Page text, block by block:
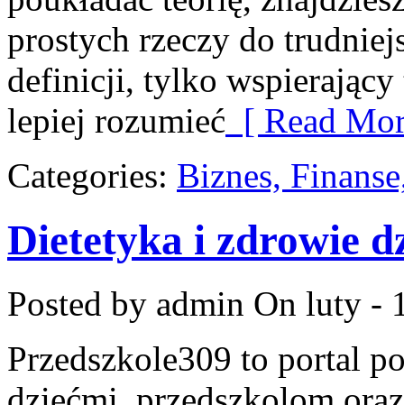
prostych rzeczy do
definicji, tylko wspierający
lepiej rozumieć [ Read
Categories: Biznes,
Dietetyka i zdrowie
Posted by admin On luty -
Przedszkole309 to portal